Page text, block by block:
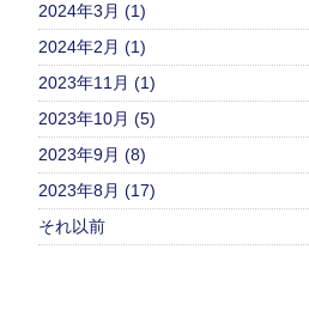
2024年3月 (1)
2024年2月 (1)
2023年11月 (1)
2023年10月 (5)
2023年9月 (8)
2023年8月 (17)
それ以前